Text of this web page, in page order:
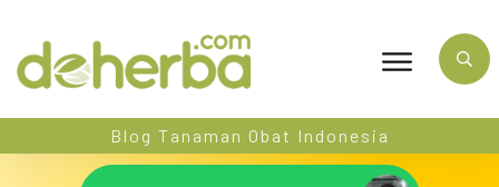
Blog Tanaman Obat Indonesia